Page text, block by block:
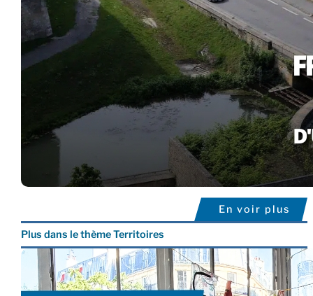
En voir plus
Plus dans le thème Territoires